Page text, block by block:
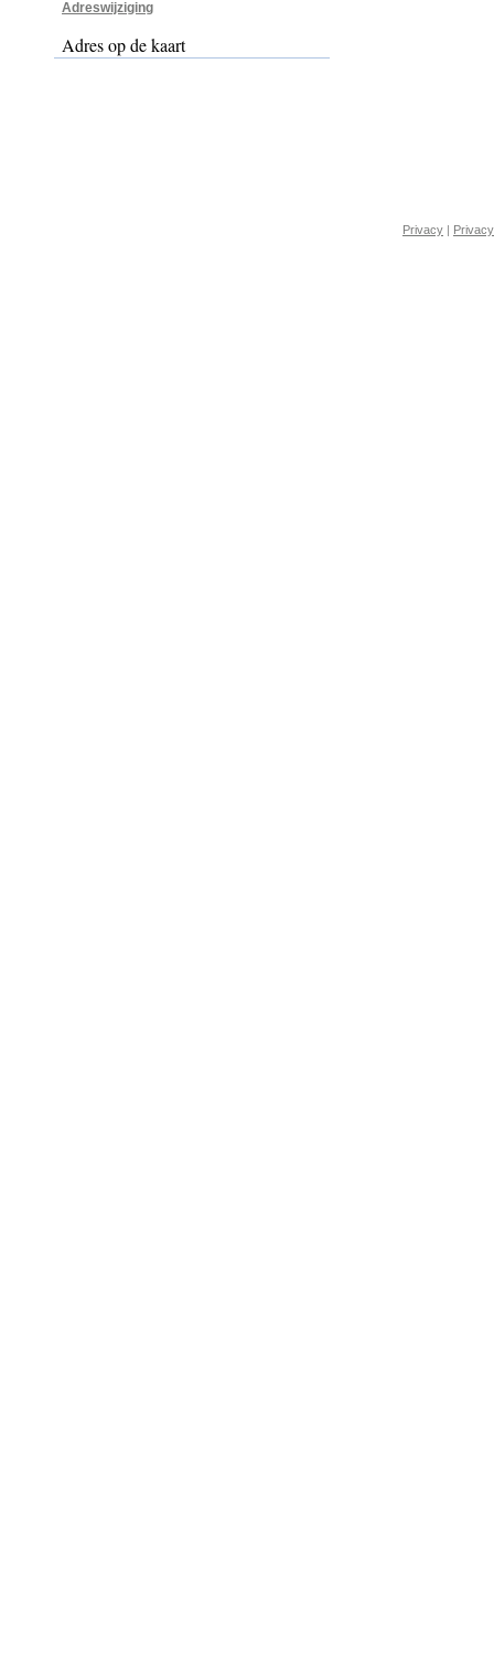
Adreswijziging
Adres op de kaart
Privacy |